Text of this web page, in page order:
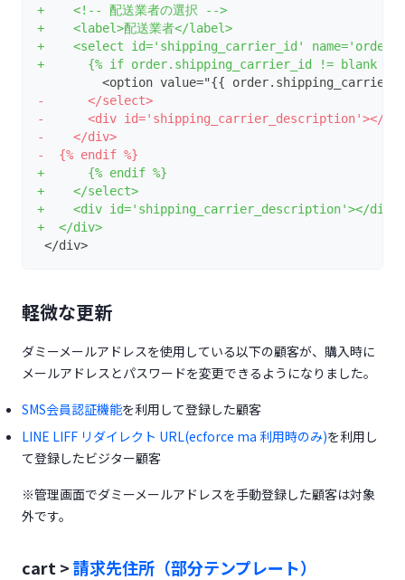
+    <!-- 配送業者の選択 -->
+    <label>配送業者</label>
+    <select id='shipping_carrier_id'
+      {% if order.shipping_carrier_id != blank %}
<option value="{{
-      </select>
-      <div id='shipping_carrier_description'></
-    </div>
-  {% endif %}
+      {% endif %}
+    </select>
+    <div id='shipping_carrier_description'></div>
+  </div>
</div>
軽微な更新
ダミーメールアドレスを使用している以下の顧客が、購入時に
メールアドレスとパスワードを変更できるようになりました。
SMS会員認証機能(opens in a new tab)
を利用して登録した顧客
LINE LIFF リダイレクト URL(ecforce ma 利用時のみ)(opens in a
を利用し
て登録したビジター顧客
※管理画面でダミーメールアドレスを手動登録した顧客は対象
外です。
cart >請求先住所（部分テンプレート）